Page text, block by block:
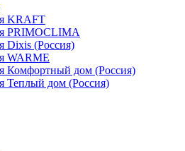
KRAFT
PRIMOCLIMA
Dixis (Россия)
WARME
Комфортный дом (Россия)
Теплый дом (Россия)